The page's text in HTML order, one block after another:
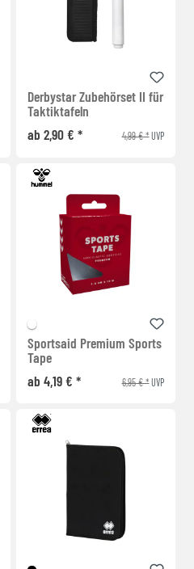
Derbystar Zubehörset II für
Taktiktafeln
ab 2,90 € *
4,99 € *UVP
Sportsaid Premium Sports
Tape
ab 4,19 € *
6,95 € *UVP